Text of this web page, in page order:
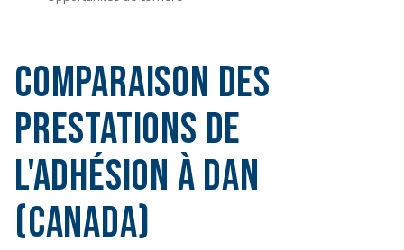
Comparaison des
Prestations de
l'Adhésion à DAN
(Canada)